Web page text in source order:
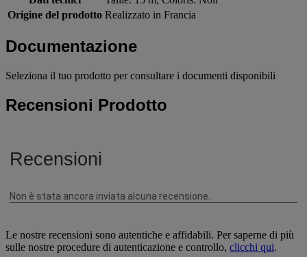
Origine del prodotto Realizzato in Francia
Documentazione
Seleziona il tuo prodotto per consultare i documenti disponibili
Recensioni Prodotto
Le nostre recensioni sono autentiche e affidabili. Per saperne di più
sulle nostre procedure di autenticazione e controllo, clicchi qui.